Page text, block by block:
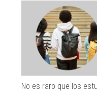
No es raro que los